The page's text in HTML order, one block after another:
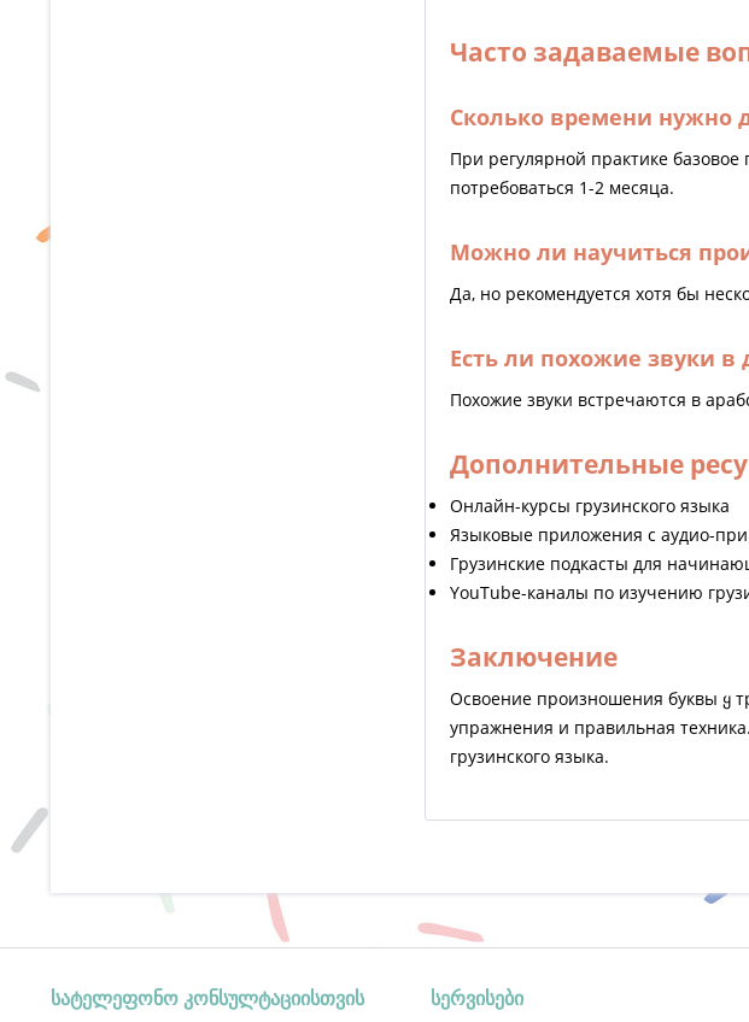
Часто задаваемые
Сколько времени нужно
При регулярной практике
потребоваться 1-2 месяца.
Можно ли научиться
Да, но рекомендуется хотя бы
Есть ли похожие звуки в
Похожие звуки встречаются в
Дополнительные
Онлайн-курсы грузинского языка
Языковые приложения с аудио-
Грузинские подкасты для
YouTube-каналы по изучению
Заключение
Освоение произношения буквы ყ
упражнения и правильная
грузинского языка.
სატელეფონო კონსულტაციისთვის სერვისები